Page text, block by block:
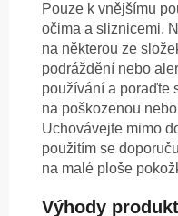
Pouze k vnějšímu
očima a sliznicemi.
na některou ze
podráždění nebo
používání a poraďte
na poškozenou
Uchovávejte mimo
použitím se
na malé ploše
Výhody